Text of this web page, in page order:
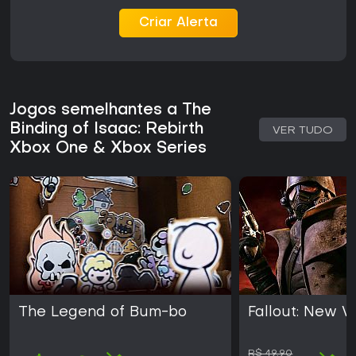
Criar Alerta
Jogos semelhantes a The
Binding of Isaac: Rebirth
Xbox One & Xbox Series
VER TUDO
The Legend of Bum-bo Fallout: New
R$ 49,90